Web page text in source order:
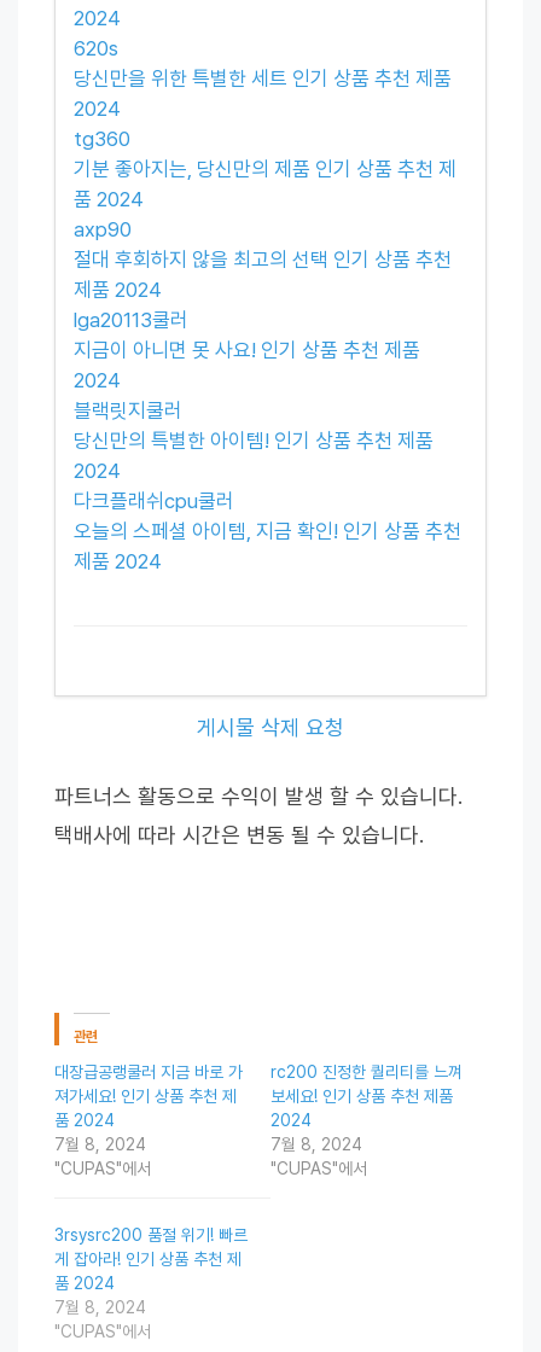
2024
620s
당신만을 위한 특별한 세트 인기 상품 추천 제품
2024
tg360
기분 좋아지는, 당신만의 제품 인기 상품 추천 제
품 2024
axp90
절대 후회하지 않을 최고의 선택 인기 상품 추천
제품 2024
lga20113쿨러
지금이 아니면 못 사요! 인기 상품 추천 제품
2024
블랙릿지쿨러
당신만의 특별한 아이템! 인기 상품 추천 제품
2024
다크플래쉬cpu쿨러
오늘의 스페셜 아이템, 지금 확인! 인기 상품 추천
제품 2024
게시물 삭제 요청
파트너스 활동으로 수익이 발생 할 수 있습니다.
택배사에 따라 시간은 변동 될 수 있습니다.
관련
대장급공랭쿨러 지금 바로 가
져가세요! 인기 상품 추천 제
품 2024
7월 8, 2024
"CUPAS"에서
rc200 진정한 퀄리티를 느껴
보세요! 인기 상품 추천 제품
2024
7월 8, 2024
"CUPAS"에서
3rsysrc200 품절 위기! 빠르
게 잡아라! 인기 상품 추천 제
품 2024
7월 8, 2024
"CUPAS"에서